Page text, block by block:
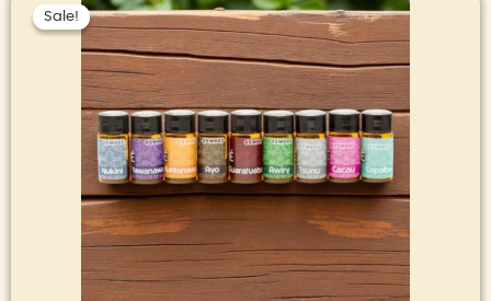
Sale!
Sale!
Preis
war:
36,00 €
Preis
ist:
30,00 €.